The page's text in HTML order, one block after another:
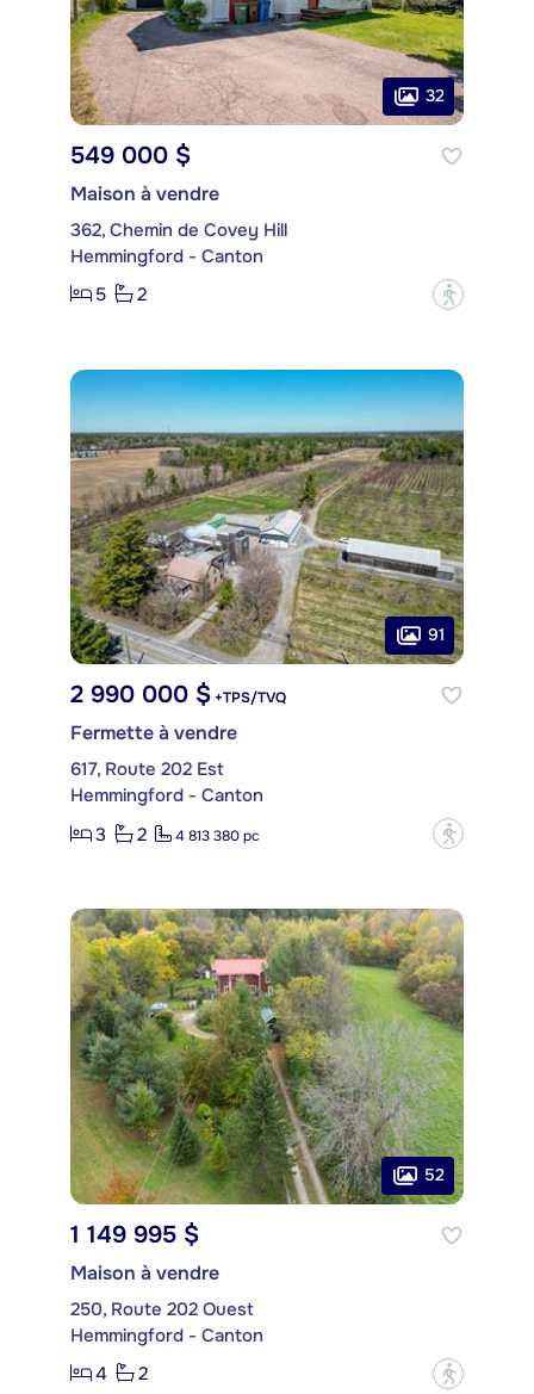
32
549 000 $
Maison à vendre
362, Chemin de Covey Hill
Hemmingford - Canton
5
2 ?
91
2 990 000 $ +TPS/TVQ
Fermette à vendre
617, Route 202 Est
Hemmingford - Canton
3
2 4 813 380 pc ?
52
1 149 995 $
Maison à vendre
250, Route 202 Ouest
Hemmingford - Canton
4
2 ?